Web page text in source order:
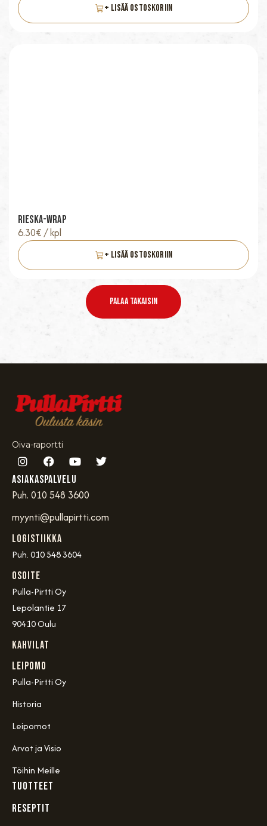
+ Lisää Ostoskoriin
Rieska-Wrap
6.30€/ kpl
+ Lisää Ostoskoriin
Palaa Takaisin
Oiva-raportti
Asiakaspalvelu
Puh. 010 548 3600
myynti@pullapirtti.com
Logistiikka
Puh. 010 548 3604
OSOITE
Pulla-Pirtti Oy
Lepolantie 17
90410 Oulu
Kahvilat
Leipomo
Pulla-Pirtti Oy
Historia
Leipomot
Arvot ja Visio
Töihin Meille
TUOTTEET
RESEPTIT